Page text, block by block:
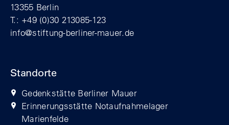
13355 Berlin
T.: +49 (0)30 213085-123
info@stiftung-berliner-mauer.de
Standorte
Gedenkstätte Berliner Mauer
Erinnerungsstätte Notaufnahmelager
Marienfelde